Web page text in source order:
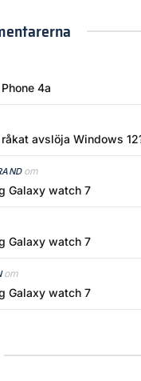
4a
avslöja Windows
om
Galaxy watch 7
Galaxy watch 7
om
Galaxy watch 7